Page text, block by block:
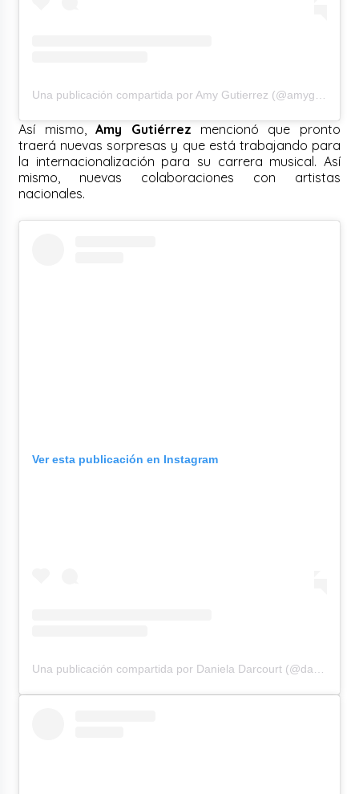
Así mismo,Amy Gutiérrez mencionó que pronto
traerá nuevas sorpresas y que está trabajando para
la internacionalización para su carrera musical. Así
mismo, nuevas colaboraciones con artistas
nacionales.
Ver esta publicación en Instagram